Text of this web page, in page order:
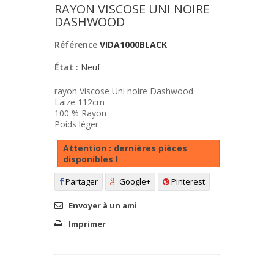
RAYON VISCOSE UNI NOIRE
DASHWOOD
Référence VIDA1000BLACK
État : Neuf
rayon Viscose Uni noire Dashwood
Laize 112cm
100 % Rayon
Poids léger
Attention : dernières pièces
disponibles !
Partager Google+ Pinterest
Envoyer à un ami
Imprimer